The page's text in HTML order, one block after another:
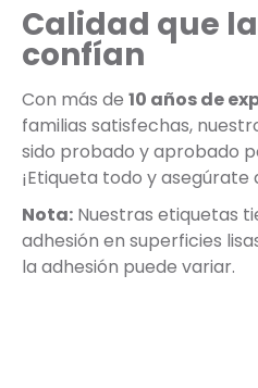
Calidad que
confían
Con más de 10 años de
familias satisfechas,
sido probado y aprobado
¡Etiqueta todo y asegúrate
Nota: Nuestras etiquetas
adhesión en superficies
la adhesión puede variar.